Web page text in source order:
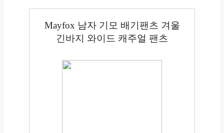
Mayfox 남자 기모 배기팬츠 겨울
긴바지 와이드 캐주얼 팬츠